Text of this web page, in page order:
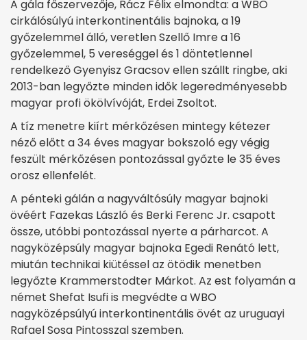
A gála főszervezője, Rácz Félix elmondta: a WBO
cirkálósúlyú interkontinentális bajnoka, a 19
győzelemmel álló, veretlen Szellő Imre a 16
győzelemmel, 5 vereséggel és 1 döntetlennel
rendelkező Gyenyisz Gracsov ellen szállt ringbe, aki
2013-ban legyőzte minden idők legeredményesebb
magyar profi ökölvívóját, Erdei Zsoltot.
A tíz menetre kiírt mérkőzésen mintegy kétezer
néző előtt a 34 éves magyar bokszoló egy végig
feszült mérkőzésen pontozással győzte le 35 éves
orosz ellenfelét.
A pénteki gálán a nagyváltósúly magyar bajnoki
övéért Fazekas László és Berki Ferenc Jr. csapott
össze, utóbbi pontozással nyerte a párharcot. A
nagyközépsúly magyar bajnoka Egedi Renátó lett,
miután technikai kiütéssel az ötödik menetben
legyőzte Krammerstodter Márkot. Az est folyamán a
német Shefat Isufi is megvédte a WBO
nagyközépsúlyú interkontinentális övét az uruguayi
Rafael Sosa Pintosszal szemben.